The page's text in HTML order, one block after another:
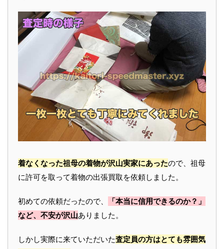
着なくなった祖母の着物が沢山実家にあったので、祖母
に許可を取って着物の出張買取を依頼しました。
初めての依頼だったので、
「本当に信用できるのか？」
など、不安が沢山ありました。
しかし実際に来ていただいた査定員の方はとても雰囲気